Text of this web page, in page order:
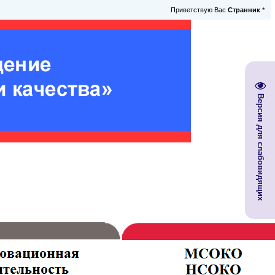
Версия для слабовидящих
Приветствую Вас Странник *